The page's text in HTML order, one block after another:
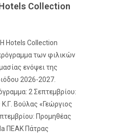
Collection
Hotels Collection
των φιλικών
ενόψει της
2026-2027.
2 Σεπτεμβρίου:
Βούλας «Γεώργιος
Προμηθέας
ΠΕΑΚ Πάτρας